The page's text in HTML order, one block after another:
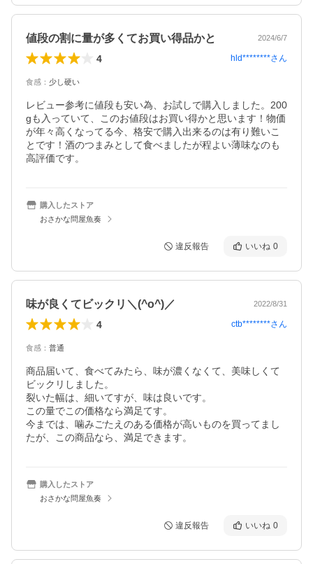
値段の割に量が多くてお買い得品かと 2024/6/7
4 hld********さん
食感 ： 少し硬い
レビュー参考に値段も安い為、お試しで購入しました。200
gも入っていて、このお値段はお買い得かと思います！物価
が年々高くなってる今、格安で購入出来るのは有り難いこ
とです！酒のつまみとして食べましたが程よい薄味なのも
高評価です。
購入したストア
おさかな問屋魚奏
違反報告 いいね 0
味が良くてビックリ＼(^o^)／ 2022/8/31
4 ctb********さん
食感 ： 普通
商品届いて、食べてみたら、味が濃くなくて、美味しくて
ビックリしました。
裂いた幅は、細いてすが、味は良いです。
この量でこの価格なら満足てす。
今までは、噛みごたえのある価格が高いものを買ってまし
たが、この商品なら、満足できます。
購入したストア
おさかな問屋魚奏
違反報告 いいね 0